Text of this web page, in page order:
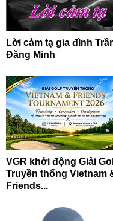
Lời cảm tạ gia đình
Đăng Minh
VGR khởi động Giải
Truyền thống Vietnam
Friends...